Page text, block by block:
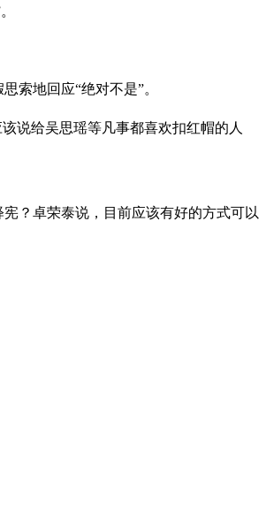
索地回应“绝对不是”。
说给吴思瑶等凡事都喜欢扣红帽的人
？卓荣泰说，目前应该有好的方式可以